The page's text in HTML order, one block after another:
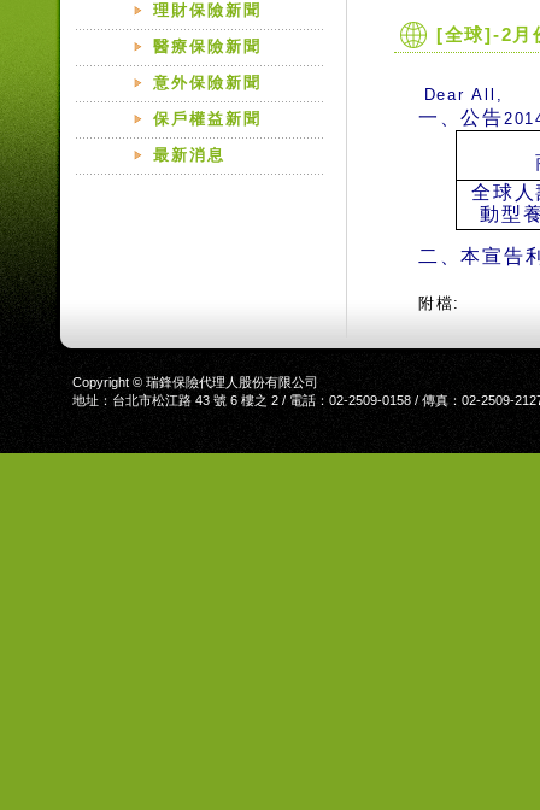
理財保險新聞
醫療保險新聞
意外保險新聞
保戶權益新聞
最新消息
[全球]-2月
Dear All,
一、公告
全球
動型
二、本宣告
附檔:
Copyright © 瑞鋒保險代理人股份有限公司
地址：台北市松江路 43 號 6 樓之 2 / 電話：02-2509-0158 / 傳真：02-2509-